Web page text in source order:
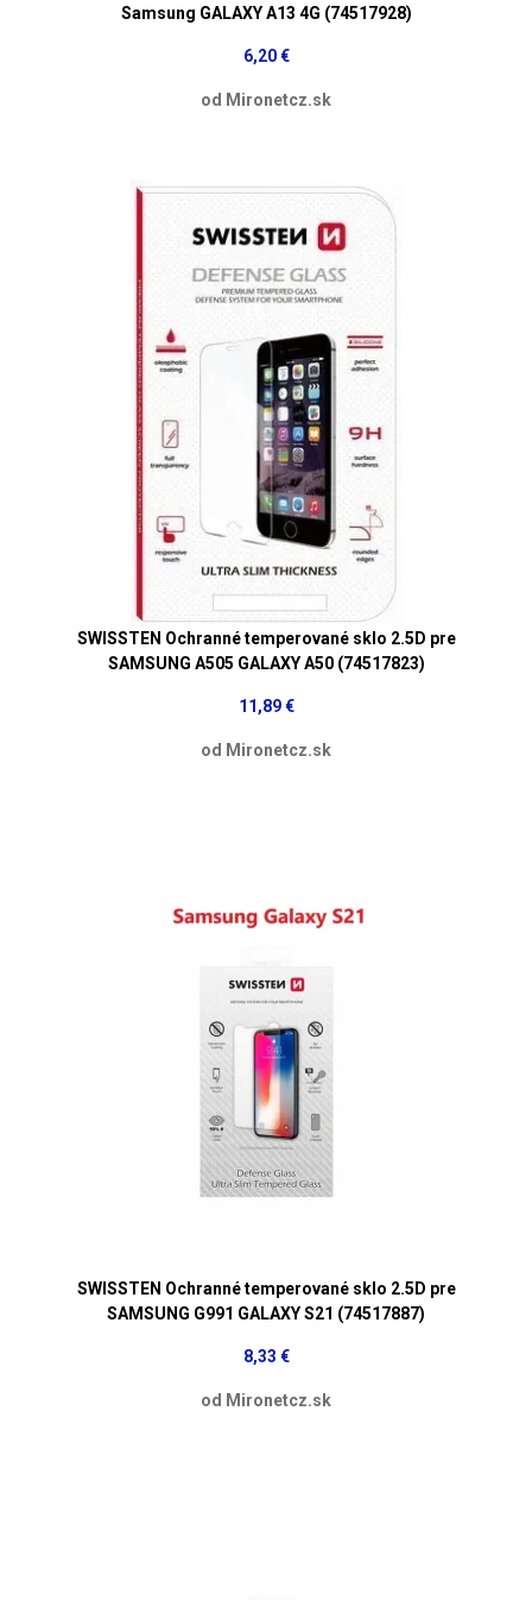
Samsung GALAXY A13 4G (74517928)
6,20 €
od Mironetcz.sk
SWISSTEN Ochranné temperované sklo 2.5D pre
SAMSUNG A505 GALAXY A50 (74517823)
11,89 €
od Mironetcz.sk
SWISSTEN Ochranné temperované sklo 2.5D pre
SAMSUNG G991 GALAXY S21 (74517887)
8,33 €
od Mironetcz.sk